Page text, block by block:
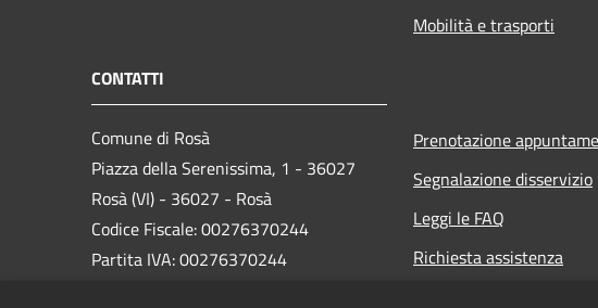
Mobilità e trasporti
CONTATTI
Comune di Rosà
Piazza della Serenissima, 1 - 36027
Rosà (VI) - 36027 - Rosà
Codice Fiscale: 00276370244
Partita IVA: 00276370244
Prenotazione
Segnalazione disservizio
Leggi le FAQ
Richiesta assistenza